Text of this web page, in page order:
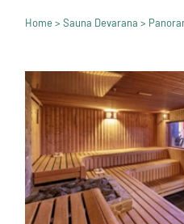
Home> Sauna Devarana >